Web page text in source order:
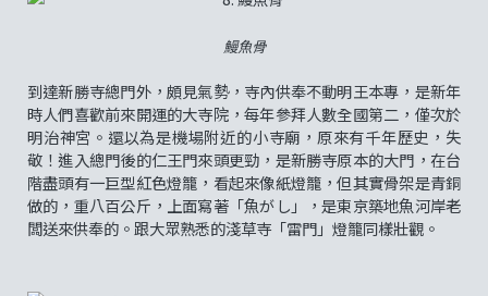
鰻魚骨
到達新勝寺總門外，頗見氣勢，寺內供奉不動明王本專，是新年
時人們喜歡前來開運的大寺院，每年參拜人數全國第二，僅次於
明治神宮。還以為是機場附近的小寺廟，原來有千年歷史，失
敬！進入總門後的仁王門來頭更勁，是新勝寺原本的大門，在台
階盡頭有一巨型紅色燈籠，看起來像紙燈籠，但其實骨架是青銅
做的，重八百公斤，上面寫著「魚がし」，是東京築地魚河岸老
闆送來供奉的。跟大眾熟悉的淺草寺「雷門」燈籠同樣壯觀。